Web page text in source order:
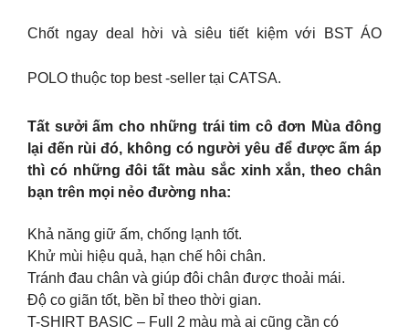
Chốt ngay deal hời và siêu tiết kiệm với BST ÁO
POLO thuộc top best -seller tại CATSA.
Tất sưởi ấm cho những trái tim cô đơn Mùa đông
lại đến rùi đó, không có người yêu để được ấm áp
thì có những đôi tất màu sắc xinh xắn, theo chân
bạn trên mọi nẻo đường nha:
Khả năng giữ ấm, chống lạnh tốt.
Khử mùi hiệu quả, hạn chế hôi chân.
Tránh đau chân và giúp đôi chân được thoải mái.
Độ co giãn tốt, bền bỉ theo thời gian.
T-SHIRT BASIC – Full 2 màu mà ai cũng cần có